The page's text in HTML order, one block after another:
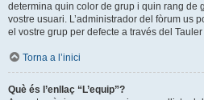
determina quin color de grup i quin rang de
vostre usuari. L’administrador del fòrum us
el vostre grup per defecte a través del
Torna a l’inici
Què és l’enllaç “L’equip”?